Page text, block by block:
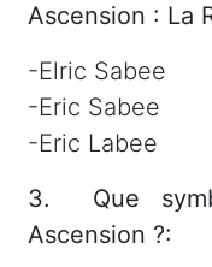
Ascension : La
-Elric Sabee
-Eric Sabee
-Eric Labee
3. Que
Ascension ?: